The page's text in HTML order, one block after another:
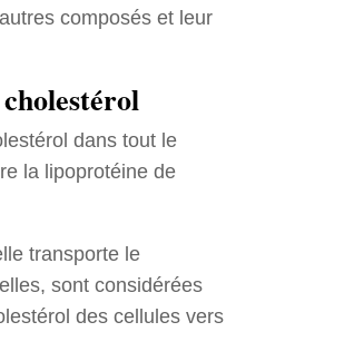
composés et leur
dans tout le
la lipoprotéine de
transporte le
sont considérées
des cellules vers